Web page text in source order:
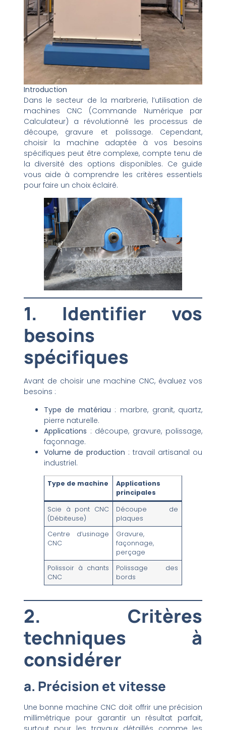
Introduction
Dans le secteur de la marbrerie, l’utilisation de
machines CNC (Commande Numérique par
Calculateur) a révolutionné les processus de
découpe, gravure et polissage. Cependant,
choisir la machine adaptée à vos besoins
spécifiques peut être complexe, compte tenu de
la diversité des options disponibles. Ce guide
vous aide à comprendre les critères essentiels
pour faire un choix éclairé.
1. Identifier vos
besoins
spécifiques
Avant de choisir une machine CNC, évaluez vos
besoins :
Type de matériau : marbre, granit, quartz,
pierre naturelle.
Applications : découpe, gravure, polissage,
façonnage.
Volume de production : travail artisanal ou
industriel.
Type de machine
Applications
principales
Scie à pont CNC
(Débiteuse)
Découpe de
plaques
Centre d’usinage
CNC
Gravure,
façonnage,
perçage
Polissoir à chants
CNC
Polissage des
bords
2. Critères
techniques à
considérer
a. Précision et vitesse
Une bonne machine CNC doit offrir une précision
millimétrique pour garantir un résultat parfait,